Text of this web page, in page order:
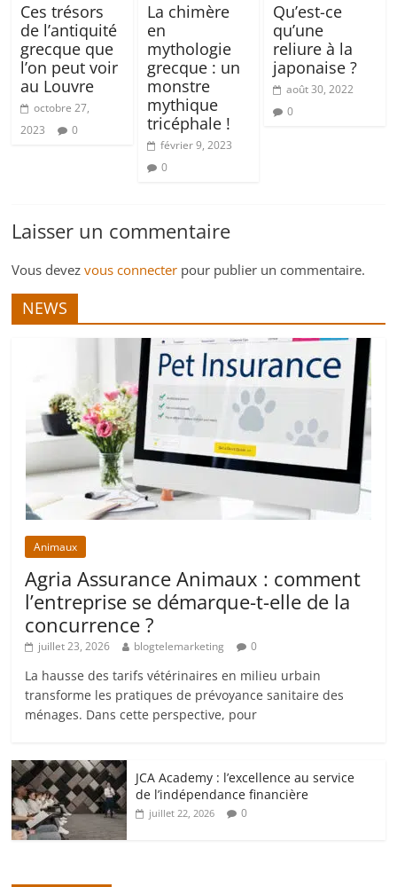
Ces trésors
de l’antiquité
grecque que
l’on peut voir
au Louvre
octobre 27,
2023
0
La chimère
en
mythologie
grecque : un
monstre
mythique
tricéphale !
février 9, 2023
0
Qu’est-ce
qu’une
reliure à la
japonaise ?
août 30, 2022
0
Laisser un commentaire
Vous devezvous connecter pour publier un commentaire.
NEWS
Animaux
Agria Assurance Animaux : comment
l’entreprise se démarque-t-elle de la
concurrence ?
juillet 23, 2026 blogtelemarketing 0
La hausse des tarifs vétérinaires en milieu urbain
transforme les pratiques de prévoyance sanitaire des
ménages. Dans cette perspective, pour
JCA Academy : l’excellence au service
de l’indépendance financière
juillet 22, 2026 0